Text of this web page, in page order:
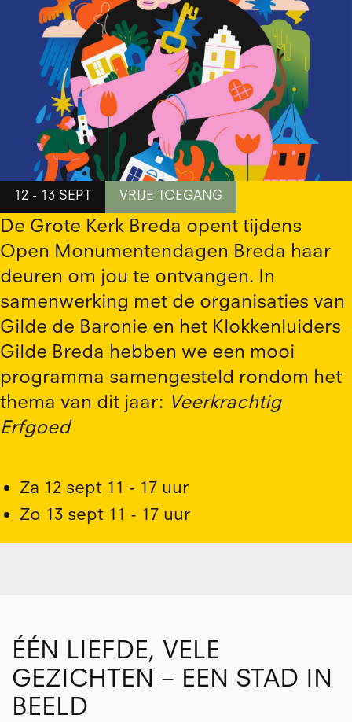
12 - 13 SEPT VRIJE TOEGANG
De Grote Kerk Breda opent tijdens
Open Monumentendagen Breda haar
deuren om jou te ontvangen. In
samenwerking met de organisaties van
Gilde de Baronie en het Klokkenluiders
Gilde Breda hebben we een mooi
programma samengesteld rondom het
thema van dit jaar: Veerkrachtig
Erfgoed
Za 12 sept 11 - 17 uur
Zo 13 sept 11 - 17 uur
ÉÉN LIEFDE, VELE
GEZICHTEN – EEN STAD IN
BEELD